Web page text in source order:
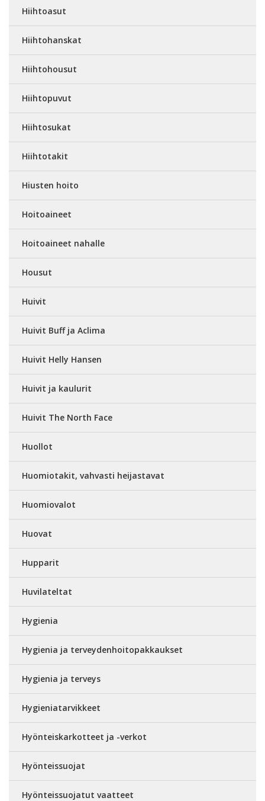
Hiihtoasut
Hiihtohanskat
Hiihtohousut
Hiihtopuvut
Hiihtosukat
Hiihtotakit
Hiusten hoito
Hoitoaineet
Hoitoaineet nahalle
Housut
Huivit
Huivit Buff ja Aclima
Huivit Helly Hansen
Huivit ja kaulurit
Huivit The North Face
Huollot
Huomiotakit, vahvasti heijastavat
Huomiovalot
Huovat
Hupparit
Huvilateltat
Hygienia
Hygienia ja terveydenhoitopakkaukset
Hygienia ja terveys
Hygieniatarvikkeet
Hyönteiskarkotteet ja -verkot
Hyönteissuojat
Hyönteissuojatut vaatteet